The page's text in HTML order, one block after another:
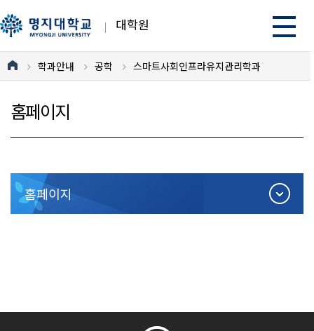
대학원
학과안내 공학 스마트사회인프라유지관리학과
홈페이지
홈페이지